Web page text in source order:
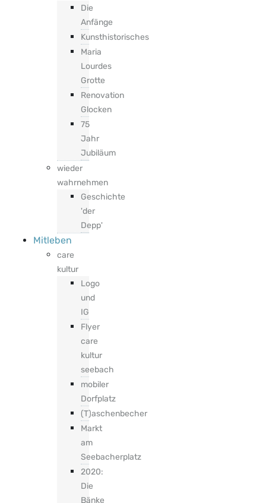
Die
Anfänge
Kunsthistorisches
Maria
Lourdes
Grotte
Renovation
Glocken
75
Jahr
Jubiläum
wieder
wahrnehmen
Geschichte
'der
Depp'
Mitleben
care
kultur
Logo
und
IG
Flyer
care
kultur
seebach
mobiler
Dorfplatz
(T)aschenbecher
Markt
am
Seebacherplatz
2020:
Die
Bänke